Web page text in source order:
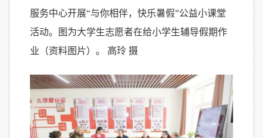
服务中心开展“与你相伴，快乐暑假”公益小课堂
活动。图为大学生志愿者在给小学生辅导假期作
业（资料图片）。 高玲 摄